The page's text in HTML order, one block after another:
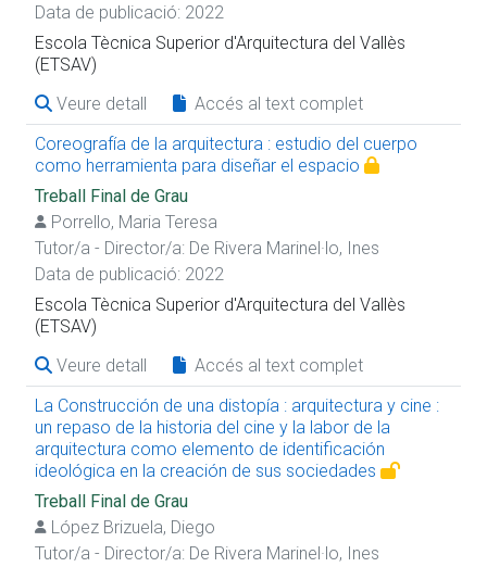
Data de publicació: 2022
Escola Tècnica Superior d'Arquitectura del Vallès
(ETSAV)
Veure detall
Accés al text complet
Coreografía de la arquitectura : estudio del cuerpo
como herramienta para diseñar el espacio
Treball Final de Grau
Porrello, Maria Teresa
Tutor/a - Director/a: De Rivera Marinel·lo, Ines
Data de publicació: 2022
Escola Tècnica Superior d'Arquitectura del Vallès
(ETSAV)
Veure detall
Accés al text complet
La Construcción de una distopía : arquitectura y cine :
un repaso de la historia del cine y la labor de la
arquitectura como elemento de identificación
ideológica en la creación de sus sociedades
Treball Final de Grau
López Brizuela, Diego
Tutor/a - Director/a: De Rivera Marinel·lo, Ines